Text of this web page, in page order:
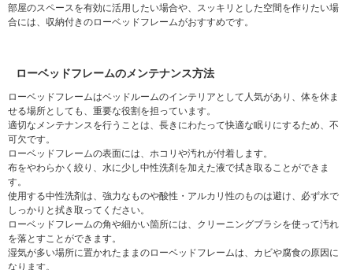
部屋のスペースを有効に活用したい場合や、スッキリとした空間を作りたい場
合には、収納付きのローベッドフレームがおすすめです。
ローベッドフレームのメンテナンス方法
ローベッドフレームはベッドルームのインテリアとして人気があり、体を休ま
せる場所としても、重要な役割を担っています。
適切なメンテナンスを行うことは、長きにわたって快適な眠りにするため、不
可欠です。
ローベッドフレームの表面には、ホコリや汚れが付着します。
布をやわらかく絞り、水に少し中性洗剤を加えた液で拭き取ることができま
す。
使用する中性洗剤は、強力なものや酸性・アルカリ性のものは避け、必ず水で
しっかりと拭き取ってください。
ローベッドフレームの角や細かい箇所には、クリーニングブラシを使って汚れ
を落とすことができます。
湿気が多い場所に置かれたままのローベッドフレームは、カビや腐食の原因に
なります。